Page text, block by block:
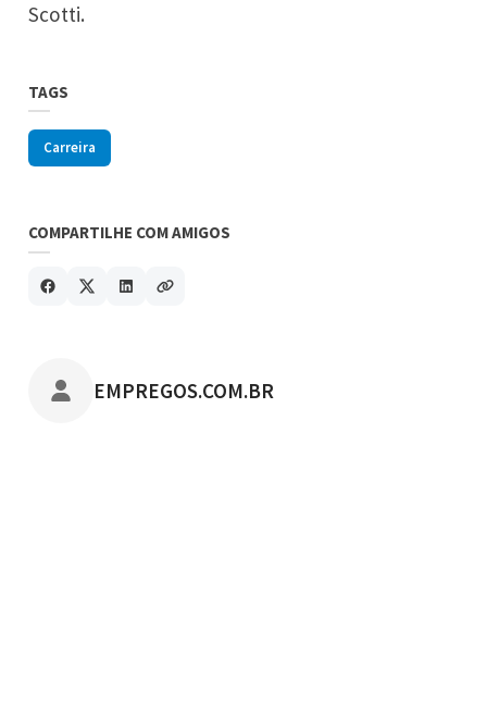
Scotti.
TAGS
Carreira
COMPARTILHE COM AMIGOS
POSTADO POR
EMPREGOS.COM.BR